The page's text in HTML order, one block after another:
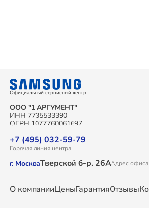
Официальный сервисный центр
ООО "1 АРГУМЕНТ"
ИНН 7735533390
ОГРН 1077760061697
+7 (495) 032-59-79
Горячая линия центра
г. МоскваТверской б-р, 26ААдрес офиса
О компанииЦеныГарантияОтзывы